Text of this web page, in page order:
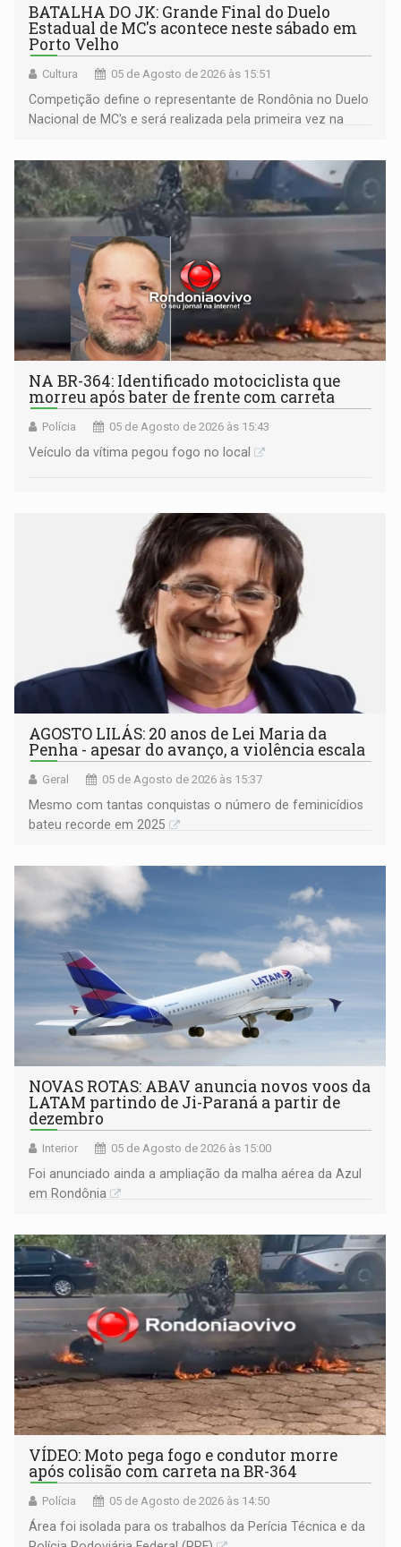
BATALHA DO JK: Grande Final do Duelo
Estadual de MC's acontece neste sábado em
Porto Velho
Cultura 05 de Agosto de 2026 às 15:51
Competição define o representante de Rondônia no Duelo
Nacional de MC's e será realizada pela primeira vez na
NA BR-364: Identificado motociclista que
morreu após bater de frente com carreta
Polícia 05 de Agosto de 2026 às 15:43
Veículo da vítima pegou fogo no local
AGOSTO LILÁS: 20 anos de Lei Maria da
Penha - apesar do avanço, a violência escala
Geral 05 de Agosto de 2026 às 15:37
Mesmo com tantas conquistas o número de feminicídios
bateu recorde em 2025
NOVAS ROTAS: ABAV anuncia novos voos da
LATAM partindo de Ji-Paraná a partir de
dezembro
Interior 05 de Agosto de 2026 às 15:00
Foi anunciado ainda a ampliação da malha aérea da Azul
em Rondônia
VÍDEO: Moto pega fogo e condutor morre
após colisão com carreta na BR-364
Polícia 05 de Agosto de 2026 às 14:50
Área foi isolada para os trabalhos da Perícia Técnica e da